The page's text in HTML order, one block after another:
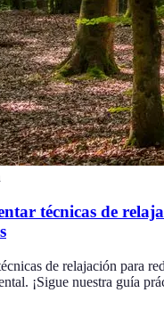
técnicas de
de relajación para
¡Sigue nuestra guía